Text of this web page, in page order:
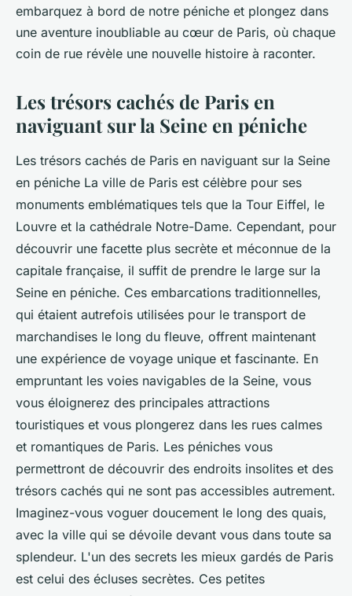
embarquez à bord de notre péniche et plongez dans
une aventure inoubliable au cœur de Paris, où chaque
coin de rue révèle une nouvelle histoire à raconter.
Les trésors cachés de Paris en
naviguant sur la Seine en péniche
Les trésors cachés de Paris en naviguant sur la Seine
en péniche La ville de Paris est célèbre pour ses
monuments emblématiques tels que la Tour Eiffel, le
Louvre et la cathédrale Notre-Dame. Cependant, pour
découvrir une facette plus secrète et méconnue de la
capitale française, il suffit de prendre le large sur la
Seine en péniche. Ces embarcations traditionnelles,
qui étaient autrefois utilisées pour le transport de
marchandises le long du fleuve, offrent maintenant
une expérience de voyage unique et fascinante. En
empruntant les voies navigables de la Seine, vous
vous éloignerez des principales attractions
touristiques et vous plongerez dans les rues calmes
et romantiques de Paris. Les péniches vous
permettront de découvrir des endroits insolites et des
trésors cachés qui ne sont pas accessibles autrement.
Imaginez-vous voguer doucement le long des quais,
avec la ville qui se dévoile devant vous dans toute sa
splendeur. L'un des secrets les mieux gardés de Paris
est celui des écluses secrètes. Ces petites